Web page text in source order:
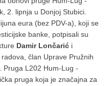
2. lipnja u Donjoj Stubici.
eura (bez PDV-a), koji se
banke, potpisali su
Damir Lončarić i
član Uprave Pružnih
. Pruga L202 Hum-Lug -
pruga koja je značajna za